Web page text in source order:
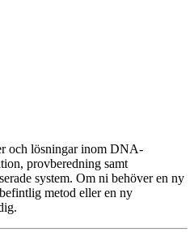
och lösningar inom DNA-
provberedning samt
system. Om ni behöver en ny
metod eller en ny